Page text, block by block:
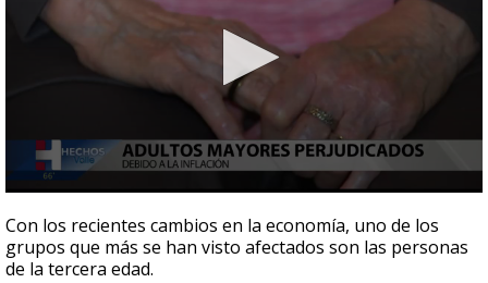
seconds
of
2
minutes,
Con los recientes cambios en la economía, uno de los
grupos que más se han visto afectados son las personas
de la tercera edad.